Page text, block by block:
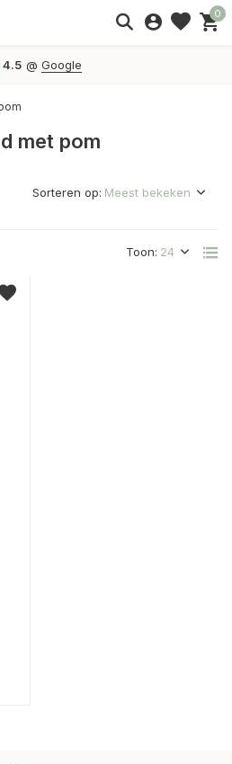
0
4.5 @Google
met pom
Toon:
Sorteren op: